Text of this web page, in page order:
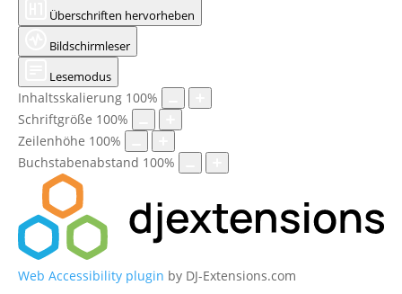
Überschriften hervorheben
Bildschirmleser
Lesemodus
Inhaltsskalierung 100%
Schriftgröße 100%
Zeilenhöhe 100%
Buchstabenabstand 100%
Web Accessibility plugin by DJ-Extensions.com